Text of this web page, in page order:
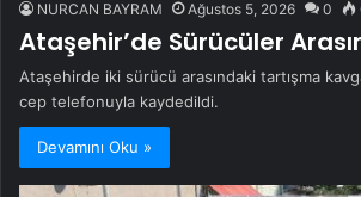
NURCAN BAYRAM Ağustos 5, 2026 0
Ataşehir’de Sürücüler
Ataşehirde iki sürücü arasındaki tartışma
cep telefonuyla kaydedildi.
Devamını Oku »